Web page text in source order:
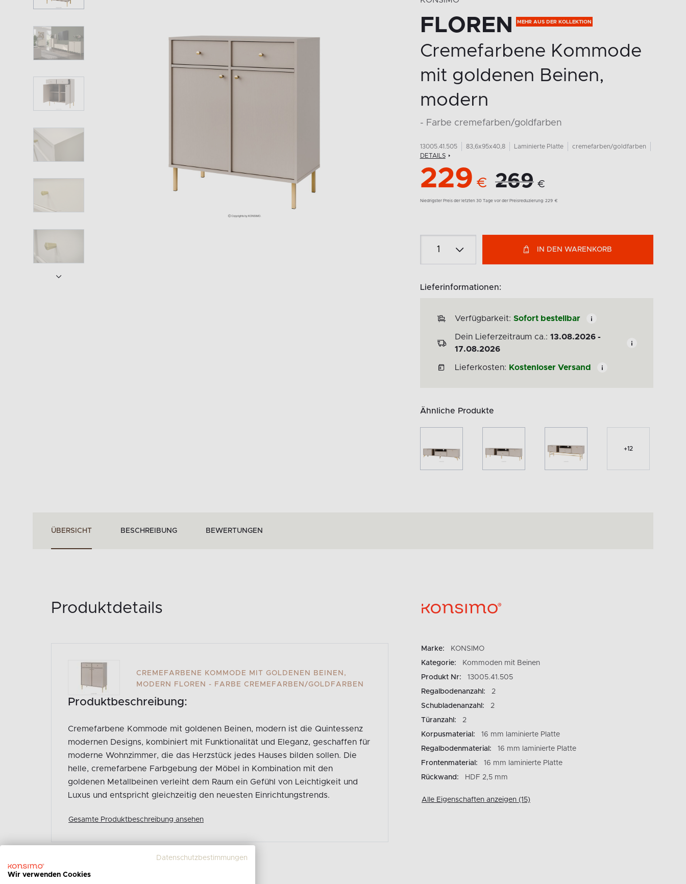
FLOREN
Cremefarbene Kommode
mit goldenen Beinen,
modern
- Farbe cremefarben/goldfarben
13005.41.505 83,6x95x40,8 Laminierte Platte
cremefarben/goldfarben
DETAILS
229 € 269 €
Niedrigster Preis der letzten 30 Tage vor der Preisreduzierung: 229 €
IN DEN WARENKORB
Lieferinformationen:
Verfügbarkeit: Sofort bestellbar
Dein Lieferzeitraum ca.: 13.08.2026 -
17.08.2026
Lieferkosten: Kostenloser Versand
Ähnliche Produkte
+12
ÜBERSICHT BESCHREIBUNG BEWERTUNGEN
Produktdetails
CREMEFARBENE KOMMODE MIT GOLDENEN BEINEN,
MODERN FLOREN - FARBE CREMEFARBEN/GOLDFARBEN
Produktbeschreibung:
Cremefarbene Kommode mit goldenen Beinen, modern ist die Quintessenz
modernen Designs, kombiniert mit Funktionalität und Eleganz, geschaffen für
moderne Wohnzimmer, die das Herzstück jedes Hauses bilden sollen. Die
helle, cremefarbene Farbgebung der Möbel in Kombination mit den
goldenen Metallbeinen verleiht dem Raum ein Gefühl von Leichtigkeit und
Luxus und entspricht gleichzeitig den neuesten Einrichtungstrends.
Gesamte Produktbeschreibung ansehen
Marke:
KONSIMO
Kategorie:
Kommoden mit Beinen
Produkt Nr:
13005.41.505
Regalbodenanzahl:
2
Schubladenanzahl:
2
Türanzahl:
2
Korpusmaterial:
16 mm laminierte Platte
Regalbodenmaterial:
16 mm laminierte Platte
Frontenmaterial:
16 mm laminierte Platte
Rückwand:
HDF 2,5 mm
Alle Eigenschaften anzeigen (15)
Datenschutzbestimmungen
Wir verwenden Cookies